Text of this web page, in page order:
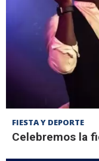
FIESTA Y DEPORTE
Celebremos la